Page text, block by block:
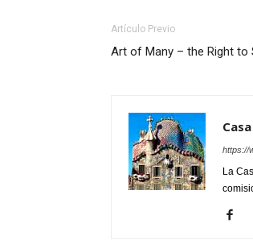
Artículo Previo
Art of Many – the Right to
https://
La